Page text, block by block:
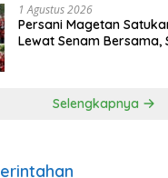
1 Agustus 2026
Persani Magetan
Lewat Senam Bersama,
Selengkapnya